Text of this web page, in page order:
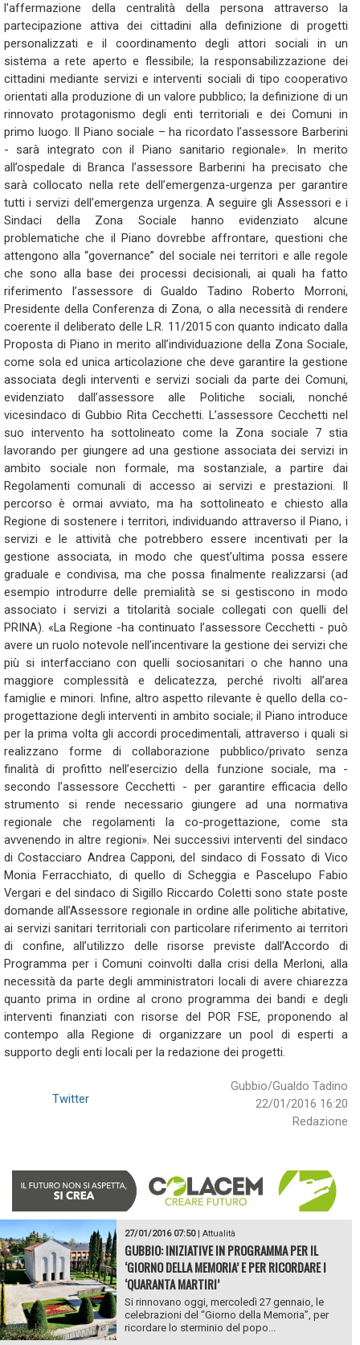
l'affermazione della centralità della persona attraverso la
partecipazione attiva dei cittadini alla definizione di progetti
personalizzati e il coordinamento degli attori sociali in un
sistema a rete aperto e flessibile; la responsabilizzazione dei
cittadini mediante servizi e interventi sociali di tipo cooperativo
orientati alla produzione di un valore pubblico; la definizione di un
rinnovato protagonismo degli enti territoriali e dei Comuni in
primo luogo. Il Piano sociale – ha ricordato l’assessore Barberini
- sarà integrato con il Piano sanitario regionale». In merito
all’ospedale di Branca l’assessore Barberini ha precisato che
sarà collocato nella rete dell’emergenza-urgenza per garantire
tutti i servizi dell’emergenza urgenza. A seguire gli Assessori e i
Sindaci della Zona Sociale hanno evidenziato alcune
problematiche che il Piano dovrebbe affrontare, questioni che
attengono alla “governance” del sociale nei territori e alle regole
che sono alla base dei processi decisionali, ai quali ha fatto
riferimento l’assessore di Gualdo Tadino Roberto Morroni,
Presidente della Conferenza di Zona, o alla necessità di rendere
coerente il deliberato delle L.R. 11/2015 con quanto indicato dalla
Proposta di Piano in merito all’individuazione della Zona Sociale,
come sola ed unica articolazione che deve garantire la gestione
associata degli interventi e servizi sociali da parte dei Comuni,
evidenziato dall’assessore alle Politiche sociali, nonché
vicesindaco di Gubbio Rita Cecchetti. L’assessore Cecchetti nel
suo intervento ha sottolineato come la Zona sociale 7 stia
lavorando per giungere ad una gestione associata dei servizi in
ambito sociale non formale, ma sostanziale, a partire dai
Regolamenti comunali di accesso ai servizi e prestazioni. Il
percorso è ormai avviato, ma ha sottolineato e chiesto alla
Regione di sostenere i territori, individuando attraverso il Piano, i
servizi e le attività che potrebbero essere incentivati per la
gestione associata, in modo che quest’ultima possa essere
graduale e condivisa, ma che possa finalmente realizzarsi (ad
esempio introdurre delle premialità se si gestiscono in modo
associato i servizi a titolarità sociale collegati con quelli del
PRINA). «La Regione -ha continuato l’assessore Cecchetti - può
avere un ruolo notevole nell’incentivare la gestione dei servizi che
più si interfacciano con quelli sociosanitari o che hanno una
maggiore complessità e delicatezza, perché rivolti all’area
famiglie e minori. Infine, altro aspetto rilevante è quello della co-
progettazione degli interventi in ambito sociale; il Piano introduce
per la prima volta gli accordi procedimentali, attraverso i quali si
realizzano forme di collaborazione pubblico/privato senza
finalità di profitto nell’esercizio della funzione sociale, ma -
secondo l’assessore Cecchetti - per garantire efficacia dello
strumento si rende necessario giungere ad una normativa
regionale che regolamenti la co-progettazione, come sta
avvenendo in altre regioni». Nei successivi interventi del sindaco
di Costacciaro Andrea Capponi, del sindaco di Fossato di Vico
Monia Ferracchiato, di quello di Scheggia e Pascelupo Fabio
Vergari e del sindaco di Sigillo Riccardo Coletti sono state poste
domande all’Assessore regionale in ordine alle politiche abitative,
ai servizi sanitari territoriali con particolare riferimento ai territori
di confine, all’utilizzo delle risorse previste dall’Accordo di
Programma per i Comuni coinvolti dalla crisi della Merloni, alla
necessità da parte degli amministratori locali di avere chiarezza
quanto prima in ordine al crono programma dei bandi e degli
interventi finanziati con risorse del POR FSE, proponendo al
contempo alla Regione di organizzare un pool di esperti a
supporto degli enti locali per la redazione dei progetti.
Gubbio/Gualdo Tadino
22/01/2016 16:20
Redazione
Twitter
27/01/2016 07:50| Attualità
GUBBIO: INIZIATIVE IN PROGRAMMA PER IL
‘GIORNO DELLA MEMORIA’ E PER RICORDARE I
‘QUARANTA MARTIRI’
Si rinnovano oggi, mercoledì 27 gennaio, le
celebrazioni del “Giorno della Memoria”, per
ricordare lo sterminio del popo...